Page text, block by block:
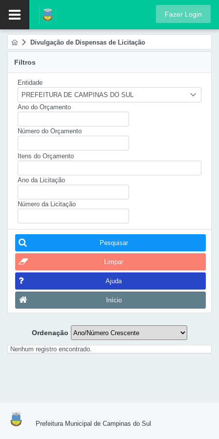
Fazer Login
Divulgação de Dispensas de Licitação
Filtros
Entidade
PREFEITURA DE CAMPINAS DO SUL
Ano do Orçamento
Número do Orçamento
Itens do Orçamento
Ano da Licitação
Número da Licitação
Pesquisar
Limpar
Ajuda
Início
Ordenação
Nenhum registro encontrado.
Prefeitura Municipal de Campinas do Sul